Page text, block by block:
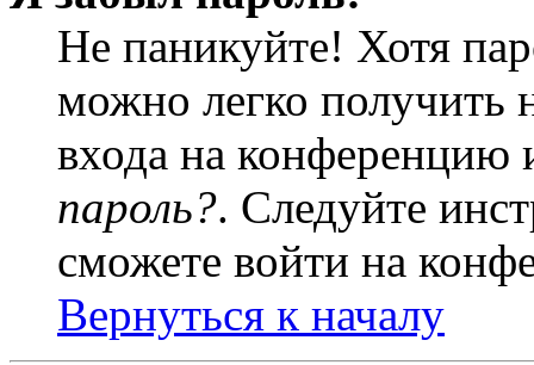
Не паникуйте! Хотя
можно легко получить
входа на
пароль?. Следуйте
сможете войти на
Вернуться к началу